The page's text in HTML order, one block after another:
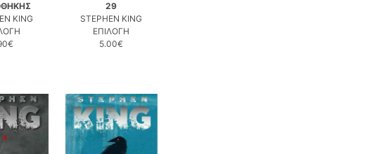
KING
29
STEPHEN KING
ΕΠΙΛΟΓΗ
5.00€